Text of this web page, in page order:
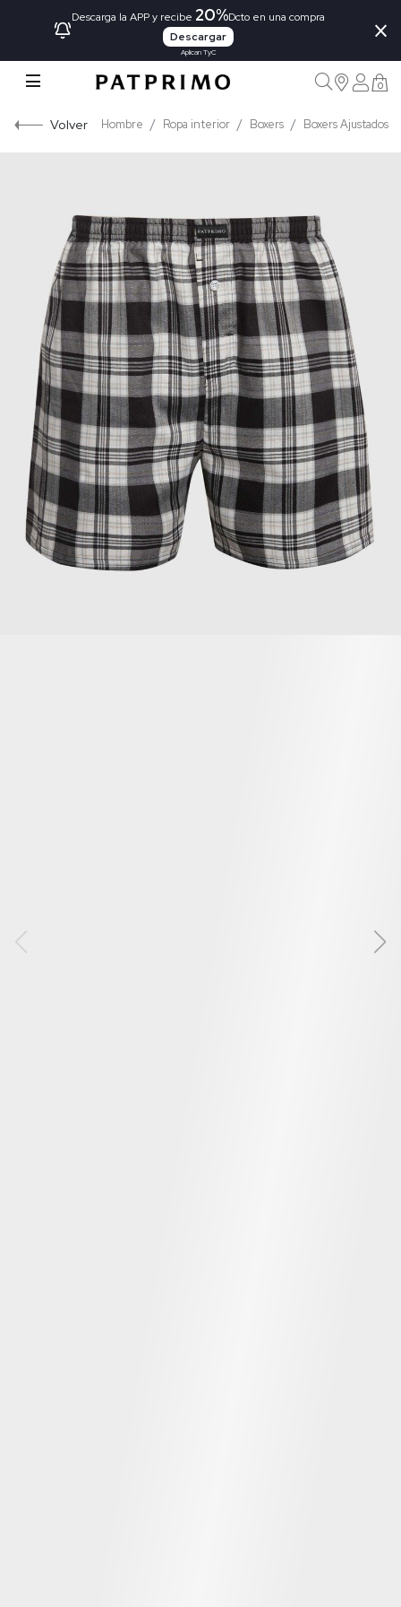
Descarga la APP y recibe 20%Dcto en una compra
Descargar
Aplican TyC
×
0
Volver Hombre Ropa interior Boxers Boxers Ajustados